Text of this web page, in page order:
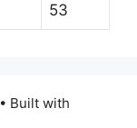
53
• Built with